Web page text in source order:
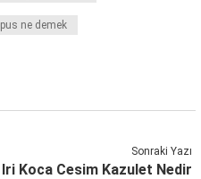
ne demek
Sonraki Yazı
Koca Cesim Kazulet Nedir